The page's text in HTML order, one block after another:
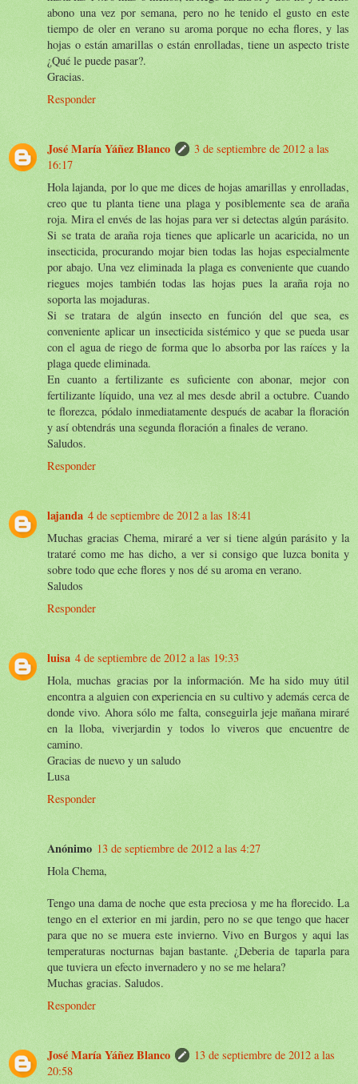
abono una vez por semana, pero no he tenido el gusto en este
tiempo de oler en verano su aroma porque no echa flores, y las
hojas o están amarillas o están enrolladas, tiene un aspecto triste
¿Qué le puede pasar?.
Gracias.
Responder
José María Yáñez Blanco
3 de septiembre de 2012 a las
16:17
Hola lajanda, por lo que me dices de hojas amarillas y enrolladas,
creo que tu planta tiene una plaga y posiblemente sea de araña
roja. Mira el envés de las hojas para ver si detectas algún parásito.
Si se trata de araña roja tienes que aplicarle un acaricida, no un
insecticida, procurando mojar bien todas las hojas especialmente
por abajo. Una vez eliminada la plaga es conveniente que cuando
riegues mojes también todas las hojas pues la araña roja no
soporta las mojaduras.
Si se tratara de algún insecto en función del que sea, es
conveniente aplicar un insecticida sistémico y que se pueda usar
con el agua de riego de forma que lo absorba por las raíces y la
plaga quede eliminada.
En cuanto a fertilizante es suficiente con abonar, mejor con
fertilizante líquido, una vez al mes desde abril a octubre. Cuando
te florezca, pódalo inmediatamente después de acabar la floración
y así obtendrás una segunda floración a finales de verano.
Saludos.
Responder
lajanda 4 de septiembre de 2012 a las 18:41
Muchas gracias Chema, miraré a ver si tiene algún parásito y la
trataré como me has dicho, a ver si consigo que luzca bonita y
sobre todo que eche flores y nos dé su aroma en verano.
Saludos
Responder
luisa 4 de septiembre de 2012 a las 19:33
Hola, muchas gracias por la información. Me ha sido muy útil
encontra a alguien con experiencia en su cultivo y además cerca de
donde vivo. Ahora sólo me falta, conseguirla jeje mañana miraré
en la lloba, viverjardin y todos lo viveros que encuentre de
camino.
Gracias de nuevo y un saludo
Lusa
Responder
Anónimo 13 de septiembre de 2012 a las 4:27
Hola Chema,
Tengo una dama de noche que esta preciosa y me ha florecido. La
tengo en el exterior en mi jardin, pero no se que tengo que hacer
para que no se muera este invierno. Vivo en Burgos y aqui las
temperaturas nocturnas bajan bastante. ¿Deberia de taparla para
que tuviera un efecto invernadero y no se me helara?
Muchas gracias. Saludos.
Responder
José María Yáñez Blanco
13 de septiembre de 2012 a las
20:58